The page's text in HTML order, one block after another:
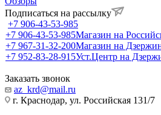
Подписаться на рассылку
+7 906-43-53-985
+7 906-43-53-985Магазин на
+7 967-31-32-200Магазин на
+7 952-83-28-915Уст.Центр на
Заказать звонок
az_krd@mail.ru
г. Краснодар, ул. Российская 131/7